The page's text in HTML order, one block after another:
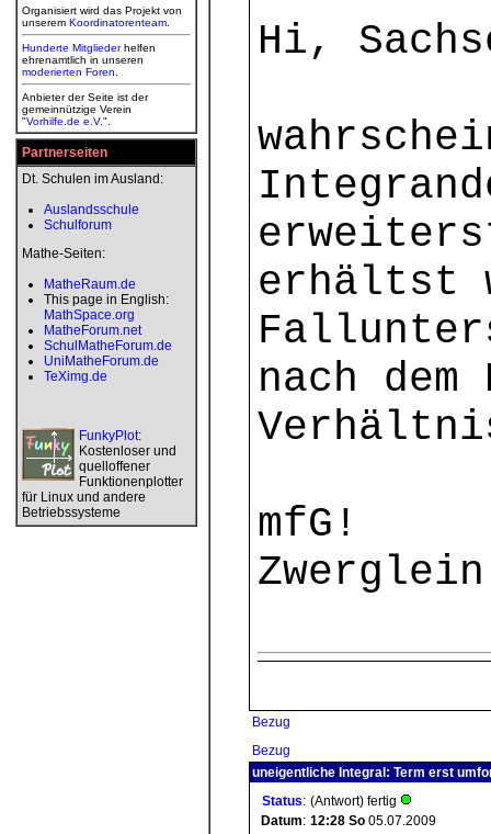
Organisiert wird das Projekt von
unserem Koordinatorenteam
Hunderte Mitgliederhelfen
ehrenamtlich in unseren
moderierten Foren
Anbieter der Seite ist der
gemeinnützige Verein
"Vorhilfe.de e.V.".
Partnerseiten
Dt. Schulen im Ausland:
Auslandsschule
Schulforum
Mathe-Seiten:
MatheRaum.de
This page in English:
MathSpace.org
MatheForum.net
SchulMatheForum.de
UniMatheForum.de
TeXimg.de
FunkyPlot:
Kostenloser und
quelloffener
Funktionenplotter
für Linux und andere
Betriebssysteme
Hi,
erhältst
nach
mfG!
Zwerglein
Bezug
Bezug
uneigentliche Integral: Term erst
Status: (Antwort) fertig
Datum: 12:28 So 05.07.2009